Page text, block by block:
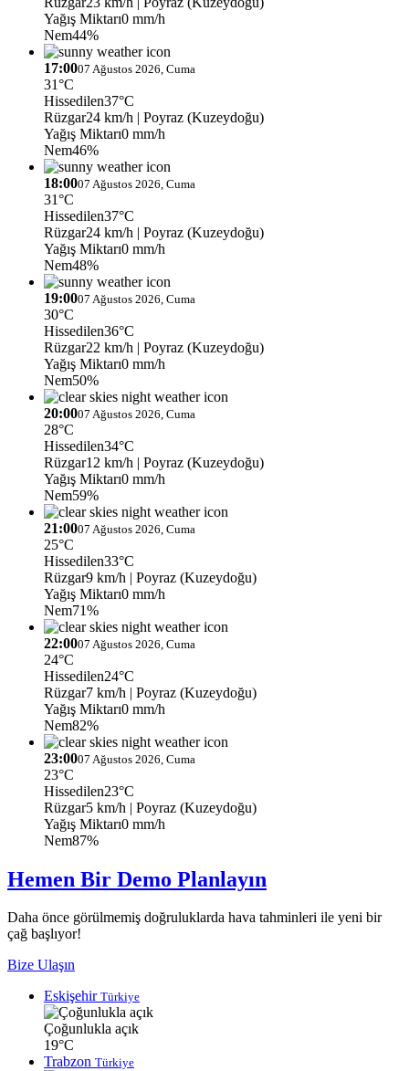
Yağış Miktarı0 mm/h
Nem44%
17:0007 Ağustos 2026, Cuma
31°C
Hissedilen37°C
Rüzgar24 km/h | Poyraz (Kuzeydoğu)
Yağış Miktarı0 mm/h
Nem46%
18:0007 Ağustos 2026, Cuma
31°C
Hissedilen37°C
Rüzgar24 km/h | Poyraz (Kuzeydoğu)
Yağış Miktarı0 mm/h
Nem48%
19:0007 Ağustos 2026, Cuma
30°C
Hissedilen36°C
Rüzgar22 km/h | Poyraz (Kuzeydoğu)
Yağış Miktarı0 mm/h
Nem50%
20:0007 Ağustos 2026, Cuma
28°C
Hissedilen34°C
Rüzgar12 km/h | Poyraz (Kuzeydoğu)
Yağış Miktarı0 mm/h
Nem59%
21:0007 Ağustos 2026, Cuma
25°C
Hissedilen33°C
Rüzgar9 km/h | Poyraz (Kuzeydoğu)
Yağış Miktarı0 mm/h
Nem71%
22:0007 Ağustos 2026, Cuma
24°C
Hissedilen24°C
Rüzgar7 km/h | Poyraz (Kuzeydoğu)
Yağış Miktarı0 mm/h
Nem82%
23:0007 Ağustos 2026, Cuma
23°C
Hissedilen23°C
Rüzgar5 km/h | Poyraz (Kuzeydoğu)
Yağış Miktarı0 mm/h
Nem87%
Hemen Bir Demo Planlayın
Daha önce görülmemiş doğruluklarda hava tahminleri ile yeni bir
çağ başlıyor!
Bize Ulaşın
Eskişehir Türkiye
Çoğunlukla açık
19°C
Trabzon Türkiye